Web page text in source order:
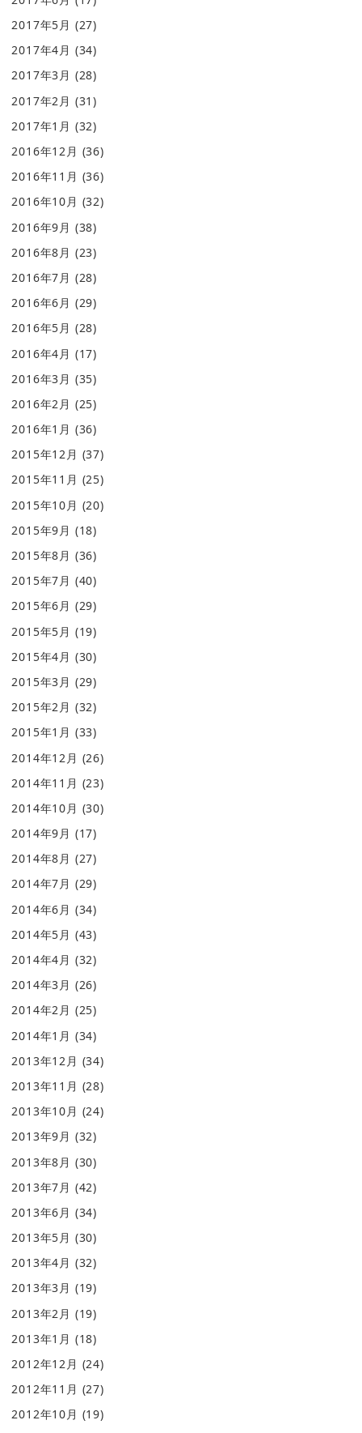
2017年5月 (27)
2017年4月 (34)
2017年3月 (28)
2017年2月 (31)
2017年1月 (32)
2016年12月 (36)
2016年11月 (36)
2016年10月 (32)
2016年9月 (38)
2016年8月 (23)
2016年7月 (28)
2016年6月 (29)
2016年5月 (28)
2016年4月 (17)
2016年3月 (35)
2016年2月 (25)
2016年1月 (36)
2015年12月 (37)
2015年11月 (25)
2015年10月 (20)
2015年9月 (18)
2015年8月 (36)
2015年7月 (40)
2015年6月 (29)
2015年5月 (19)
2015年4月 (30)
2015年3月 (29)
2015年2月 (32)
2015年1月 (33)
2014年12月 (26)
2014年11月 (23)
2014年10月 (30)
2014年9月 (17)
2014年8月 (27)
2014年7月 (29)
2014年6月 (34)
2014年5月 (43)
2014年4月 (32)
2014年3月 (26)
2014年2月 (25)
2014年1月 (34)
2013年12月 (34)
2013年11月 (28)
2013年10月 (24)
2013年9月 (32)
2013年8月 (30)
2013年7月 (42)
2013年6月 (34)
2013年5月 (30)
2013年4月 (32)
2013年3月 (19)
2013年2月 (19)
2013年1月 (18)
2012年12月 (24)
2012年11月 (27)
2012年10月 (19)